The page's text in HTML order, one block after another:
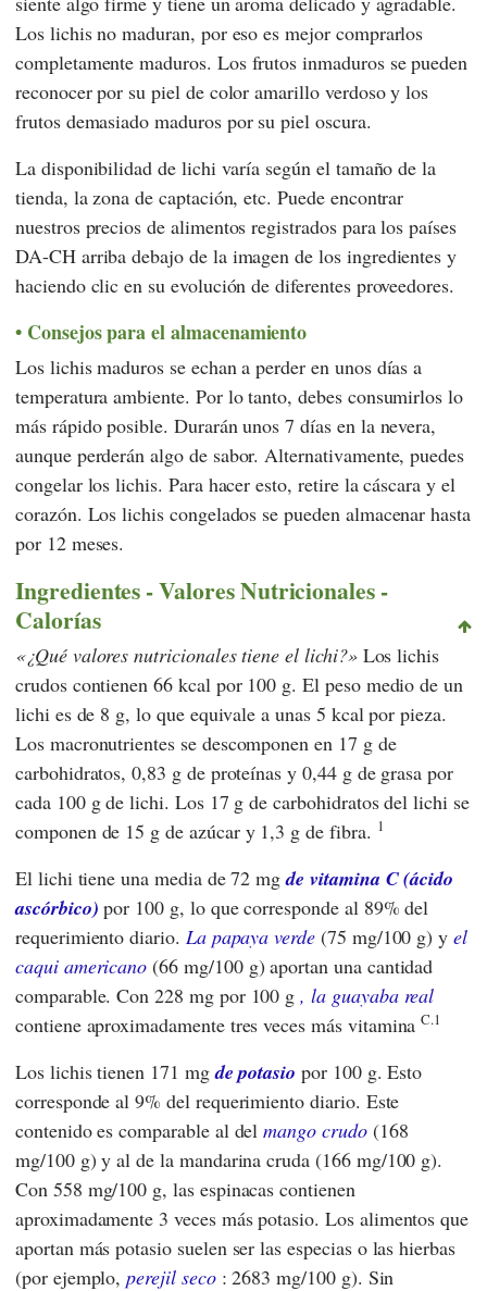
Los lichis no maduran, por eso es mejor comprarlos
completamente maduros. Los frutos inmaduros se pueden
reconocer por su piel de color amarillo verdoso y los
frutos demasiado maduros por su piel oscura.
La disponibilidad de lichi varía según el tamaño de la
tienda, la zona de captación, etc. Puede encontrar
nuestros precios de alimentos registrados para los países
DA-CH arriba debajo de la imagen de los ingredientes y
haciendo clic en su evolución de diferentes proveedores.
Consejos para el almacenamiento
Los lichis maduros se echan a perder en unos días a
temperatura ambiente. Por lo tanto, debes consumirlos lo
más rápido posible. Durarán unos 7 días en la nevera,
aunque perderán algo de sabor. Alternativamente, puedes
congelar los lichis. Para hacer esto, retire la cáscara y el
corazón. Los lichis congelados se pueden almacenar hasta
por 12 meses.
Ingredientes - Valores Nutricionales -
Calorías
¿Qué valores nutricionales tiene el lichi? Los lichis
crudos contienen 66 kcal por 100 g. El peso medio de un
lichi es de 8 g, lo que equivale a unas 5 kcal por pieza.
Los macronutrientes se descomponen en 17 g de
carbohidratos, 0,83 g de proteínas y 0,44 g de grasa por
cada 100 g de lichi. Los 17 g de carbohidratos del lichi se
componen de 15 g de azúcar y 1,3 g de fibra. 1
El lichi tiene una media de 72 mgde vitamina C (ácido
ascórbico) por 100 g, lo que corresponde al 89% del
requerimiento diario. La papaya verde (75 mg/100 g) yel
caqui americano (66 mg/100 g) aportan una cantidad
comparable. Con 228 mg por 100 g, la guayaba real
contiene aproximadamente tres veces más vitaminaC.1
Los lichis tienen 171 mgde potasio por 100 g. Esto
corresponde al 9% del requerimiento diario. Este
contenido es comparable al delmango crudo(168
mg/100 g) y al de la mandarina cruda (166 mg/100 g).
Con 558 mg/100 g, las espinacas contienen
aproximadamente 3 veces más potasio. Los alimentos que
aportan más potasio suelen ser las especias o las hierbas
(por ejemplo,perejil seco: 2683 mg/100 g). Sin